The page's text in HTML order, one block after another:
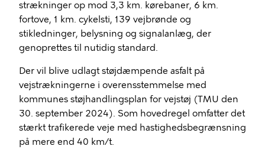
strækninger op mod 3,3 km. kørebaner, 6 km.
fortove, 1 km. cykelsti, 139 vejbrønde og
stikledninger, belysning og signalanlæg, der
genoprettes til nutidig standard.
Der vil blive udlagt støjdæmpende asfalt på
vejstrækningerne i overensstemmelse med
kommunes støjhandlingsplan for vejstøj (TMU den
30. september 2024). Som hovedregel omfatter det
stærkt trafikerede veje med hastighedsbegrænsning
på mere end 40 km/t.